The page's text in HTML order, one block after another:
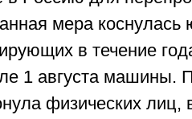
мера коснулась
в течение
1 августа машины.
физических лиц,